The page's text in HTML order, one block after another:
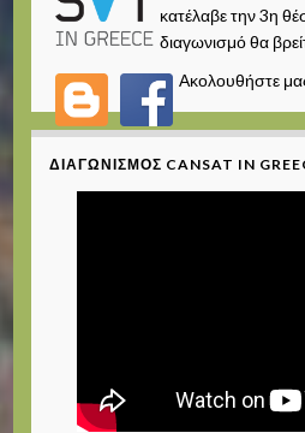
κατέλαβε την 3η
διαγωνισμό θα
Ακολουθήστε
ΔΙΑΓΩΝΙΣΜΌΣ CANSAT IN